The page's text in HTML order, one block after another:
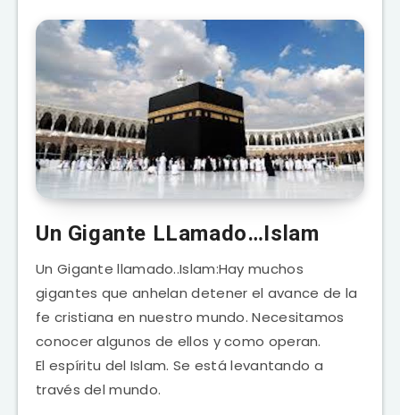
Un Gigante LLamado…Islam
Un Gigante llamado..Islam:Hay muchos
gigantes que anhelan detener el avance de la
fe cristiana en nuestro mundo. Necesitamos
conocer algunos de ellos y como operan.
El espíritu del Islam. Se está levantando a
través del mundo.